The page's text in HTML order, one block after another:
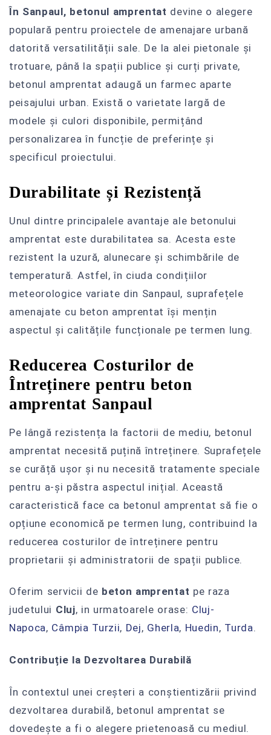
În Sanpaul, betonul amprentat devine o alegere
populară pentru proiectele de amenajare urbană
datorită versatilității sale. De la alei pietonale și
trotuare, până la spații publice și curți private,
betonul amprentat adaugă un farmec aparte
peisajului urban. Există o varietate largă de
modele și culori disponibile, permițând
personalizarea în funcție de preferințe și
specificul proiectului.
Durabilitate și Rezistență
Unul dintre principalele avantaje ale betonului
amprentat este durabilitatea sa. Acesta este
rezistent la uzură, alunecare și schimbările de
temperatură. Astfel, în ciuda condițiilor
meteorologice variate din Sanpaul, suprafețele
amenajate cu beton amprentat își mențin
aspectul și calitățile funcționale pe termen lung.
Reducerea Costurilor de
Întreținere pentru beton
amprentat Sanpaul
Pe lângă rezistența la factorii de mediu, betonul
amprentat necesită puțină întreținere. Suprafețele
se curăță ușor și nu necesită tratamente speciale
pentru a-și păstra aspectul inițial. Această
caracteristică face ca betonul amprentat să fie o
opțiune economică pe termen lung, contribuind la
reducerea costurilor de întreținere pentru
proprietarii și administratorii de spații publice.
Oferim servicii de beton amprentat pe raza
judetului Cluj, in urmatoarele orase: Cluj-
Napoca, Câmpia Turzii‎, Dej, Gherla, Huedin, Turda.
Contribuție la Dezvoltarea Durabilă
În contextul unei creșteri a conștientizării privind
dezvoltarea durabilă, betonul amprentat se
dovedește a fi o alegere prietenoasă cu mediul.